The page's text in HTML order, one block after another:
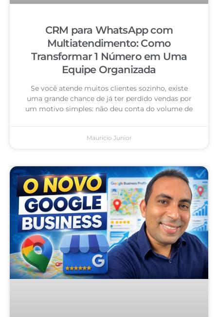
CRM para WhatsApp com
Multiatendimento: Como
Transformar 1 Número em Uma
Equipe Organizada
Se você atende muitos clientes sozinho, existe
uma grande chance de já ter perdido vendas por
um motivo simples: não deu conta do volume de
Mauricio Junior